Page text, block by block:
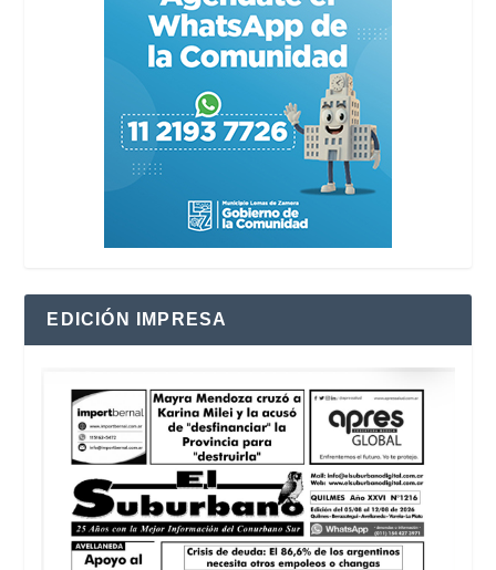
EDICIÓN IMPRESA